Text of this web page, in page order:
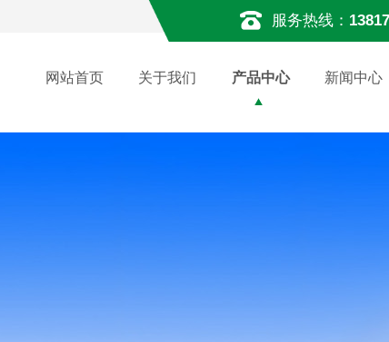
服务热线：
网站首页 关于我们 产品中心 新闻中心